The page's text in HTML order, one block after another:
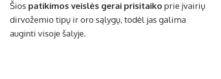
Šios patikimos veislės gerai prisitaiko prie įvairių
dirvožemio tipų ir oro sąlygų, todėl jas galima
auginti visoje šalyje.